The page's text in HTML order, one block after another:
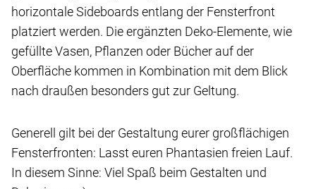
horizontale Sideboards entlang der Fensterfront
platziert werden. Die ergänzten Deko-Elemente, wie
gefüllte Vasen, Pflanzen oder Bücher auf der
Oberfläche kommen in Kombination mit dem Blick
nach draußen besonders gut zur Geltung.
Generell gilt bei der Gestaltung eurer großflächigen
Fensterfronten: Lasst euren Phantasien freien Lauf.
In diesem Sinne: Viel Spaß beim Gestalten und